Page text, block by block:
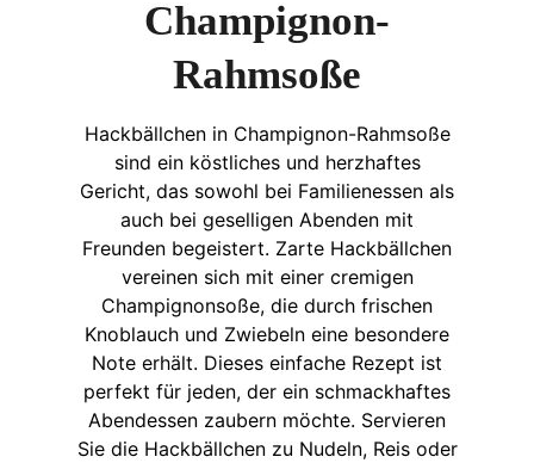
Champignon-
Rahmsoße
Hackbällchen in Champignon-Rahmsoße
sind ein köstliches und herzhaftes
Gericht, das sowohl bei Familienessen als
auch bei geselligen Abenden mit
Freunden begeistert. Zarte Hackbällchen
vereinen sich mit einer cremigen
Champignonsoße, die durch frischen
Knoblauch und Zwiebeln eine besondere
Note erhält. Dieses einfache Rezept ist
perfekt für jeden, der ein schmackhaftes
Abendessen zaubern möchte. Servieren
Sie die Hackbällchen zu Nudeln, Reis oder